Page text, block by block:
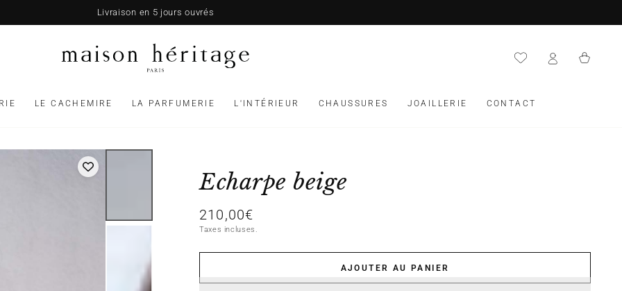
Livraison en 5 jours ouvrés
LE CACHEMIRE LA PARFUMERIE L'INTÉRIEUR CHAUSSURES JOAILLERIE CONTACT
Panier
Echarpe beige
Prix
normal
210,00€
Taxes incluses.
AJOUTER AU PANIER